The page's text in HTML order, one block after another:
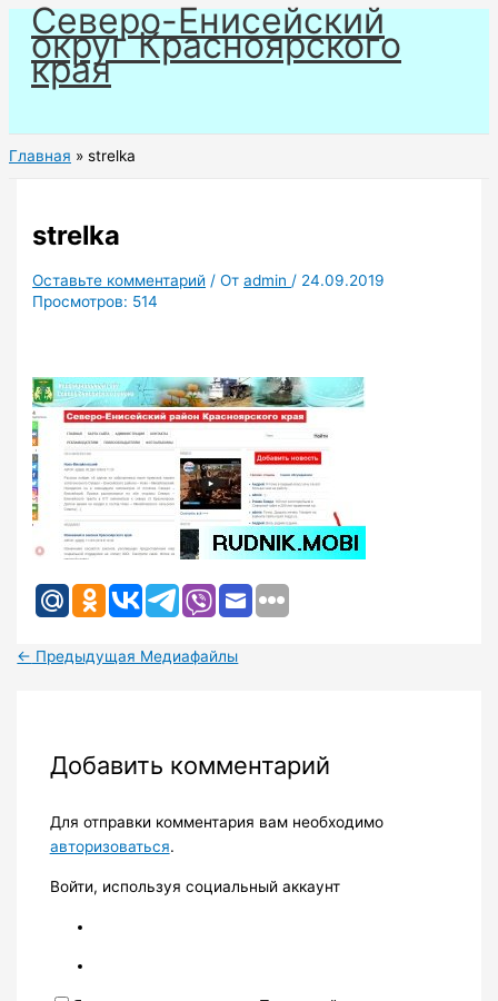
Перейти
содержимому
Северо-Енисейский
округ Красноярского
края
Главная strelka
strelka
Оставьте комментарий / Отadmin / 24.09.2019
Просмотров: 514
← Предыдущая Медиафайлы
Добавить комментарий
Для отправки комментария вам необходимо
авторизоваться.
Войти, используя социальный аккаунт